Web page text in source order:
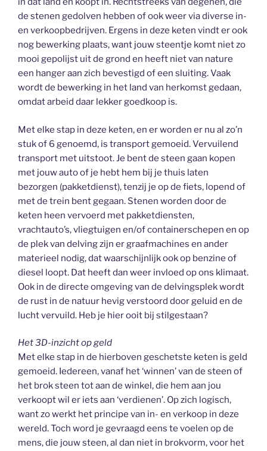
de stenen gedolven hebben of ook weer via diverse in-
en verkoopbedrijven. Ergens in deze keten vindt er ook
nog bewerking plaats, want jouw steentje komt niet zo
mooi gepolijst uit de grond en heeft niet van nature
een hanger aan zich bevestigd of een sluiting. Vaak
wordt de bewerking in het land van herkomst gedaan,
omdat arbeid daar lekker goedkoop is.
Met elke stap in deze keten, en er worden er nu al zo’n
stuk of 6 genoemd, is transport gemoeid. Vervuilend
transport met uitstoot. Je bent de steen gaan kopen
met jouw auto of je hebt hem bij je thuis laten
bezorgen (pakketdienst), tenzij je op de fiets, lopend of
met de trein bent gegaan. Stenen worden door de
keten heen vervoerd met pakketdiensten,
vrachtauto’s, vliegtuigen en/of containerschepen en op
de plek van delving zijn er graafmachines en ander
materieel nodig, dat waarschijnlijk ook op benzine of
diesel loopt. Dat heeft dan weer invloed op ons klimaat.
Ook in de directe omgeving van de delvingsplek wordt
de rust in de natuur hevig verstoord door geluid en de
lucht vervuild. Heb je hier ooit bij stilgestaan?
Het 3D-inzicht op geld
Met elke stap in de hierboven geschetste keten is geld
gemoeid. Iedereen, vanaf het ‘winnen’ van de steen of
het brok steen tot aan de winkel, die hem aan jou
verkoopt wil er iets aan ‘verdienen’. Op zich logisch,
want zo werkt het principe van in- en verkoop in deze
wereld. Toch word je gevraagd eens te voelen op de
mens, die jouw steen, al dan niet in brokvorm, voor het